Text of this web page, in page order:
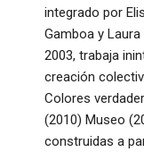
integrado por
Gamboa y
2003, trabaja
creación
Colores
(2010) Museo
construidas a